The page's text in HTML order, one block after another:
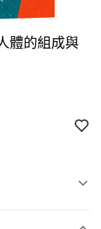
體的組成與